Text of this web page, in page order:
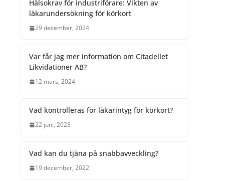
Hälsokrav för industriförare: Vikten av
läkarundersökning för körkort
29 december, 2024
Var får jag mer information om Citadellet
Likvidationer AB?
12 mars, 2024
Vad kontrolleras för läkarintyg för körkort?
22 juni, 2023
Vad kan du tjäna på snabbavveckling?
19 december, 2022